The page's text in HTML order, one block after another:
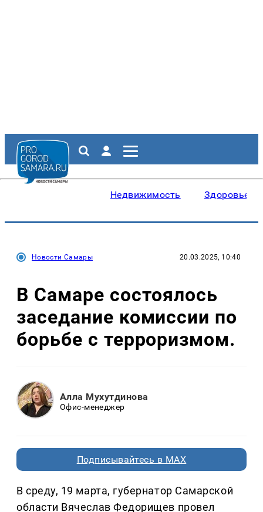
Недвижимость Здоровье
Новости Самары 20.03.2025, 10:40
В Самаре состоялось
заседание комиссии по
борьбе с терроризмом.
Алла Мухутдинова
Офис-менеджер
Подписывайтесь в MAX
В среду, 19 марта, губернатор Самарской
области Вячеслав Федорищев провел